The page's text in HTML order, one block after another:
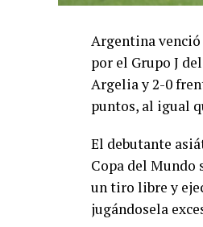
Argentina venció
por el Grupo J
Argelia y 2-0
puntos, al igual
El debutante
Copa del Mundo
un tiro libre y
jugándosela